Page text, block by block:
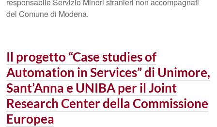
del Comune di Modena.
Il progetto “Case studies of
Automation in Services” di Unimore,
Sant’Anna e UNIBA per il Joint
Research Center della Commissione
Europea